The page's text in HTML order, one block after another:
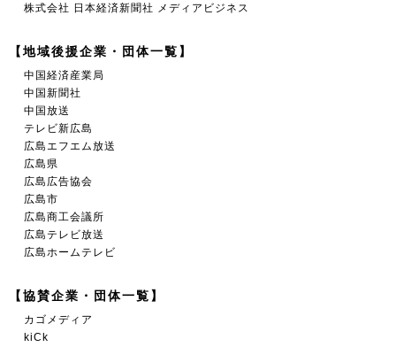
株式会社 日本経済新聞社 メディアビジネス
【地域後援企業・団体一覧】
中国経済産業局
中国新聞社
中国放送
テレビ新広島
広島エフエム放送
広島県
広島広告協会
広島市
広島商工会議所
広島テレビ放送
広島ホームテレビ
【協賛企業・団体一覧】
カゴメディア
kiCk